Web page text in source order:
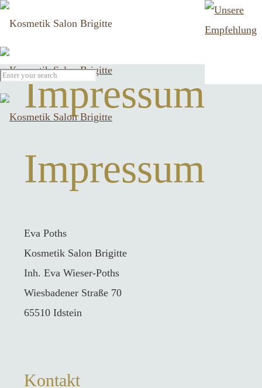
Impressum
Impressum
Eva Poths
Kosmetik Salon Brigitte
Inh. Eva Wieser-Poths
Wiesbadener Straße 70
65510 Idstein
Kontakt